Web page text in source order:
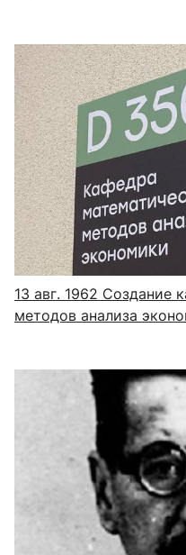
13 авг. 1962 Создание
методов анализа